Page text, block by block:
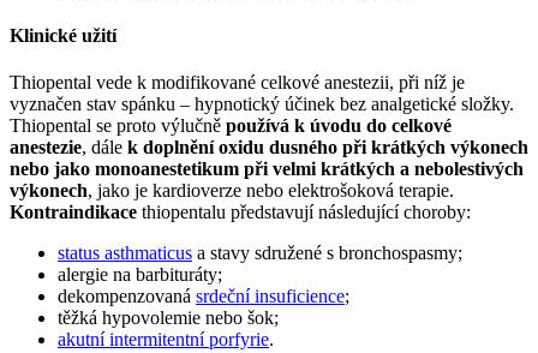
Klinické užití
Thiopental vede k modifikované celkové anestezii, při níž je
vyznačen stav spánku – hypnotický účinek bez analgetické složky.
Thiopental se proto výlučně používá k úvodu do celkové
anestezie, dále k doplnění oxidu dusného při krátkých výkonech
nebo jako monoanestetikum při velmi krátkých a nebolestivých
výkonech, jako je kardioverze nebo elektrošoková terapie.
Kontraindikace thiopentalu představují následující choroby:
status asthmaticus a stavy sdružené s bronchospasmy;
alergie na barbituráty;
dekompenzovaná srdeční insuficience;
těžká hypovolemie nebo šok;
akutní intermitentní porfyrie.